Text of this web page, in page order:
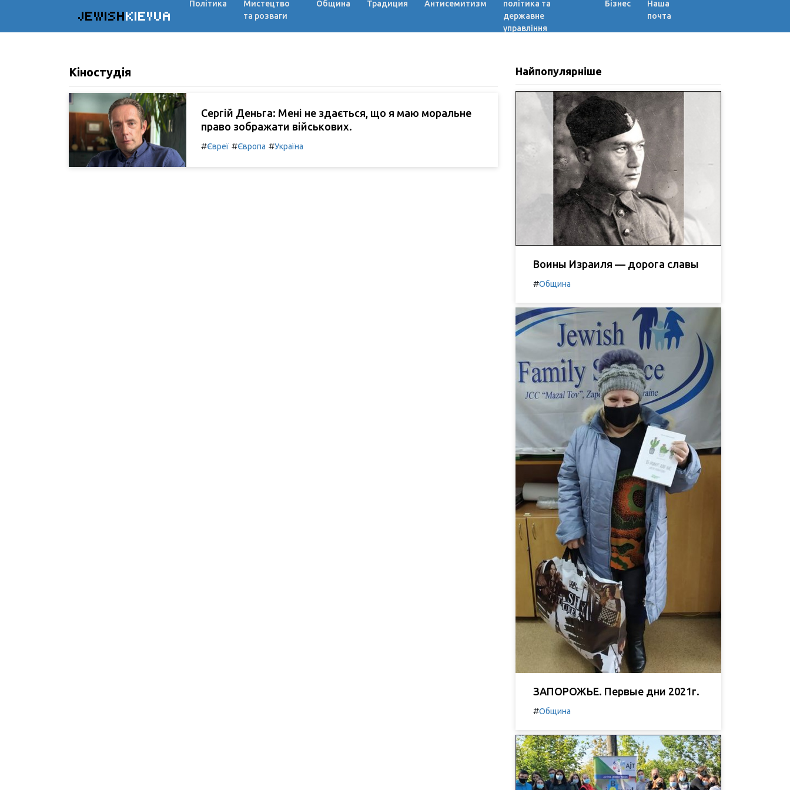
JEWISHKIEVUA
Політика
Мистецтво
та розваги
Община Традиция Антисемитизм
політика та
державне
управління
Бізнес
Наша
почта
Кіностудія
Сергій Деньга: Мені не здається, що я маю моральне
право зображати військових.
#Євреї #Європа #Україна
Найпопулярніше
Воины Израиля — дорога славы
#Община
ЗАПОРОЖЬЕ. Первые дни 2021г.
#Община